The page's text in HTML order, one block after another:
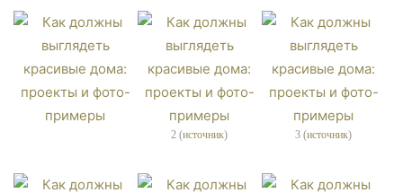
2 (источник) 3 (источник)